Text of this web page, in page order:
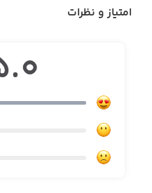
اتلاف وقت، پرداختی سریع
شارژ و و دیگر حوزه‏‌های
امتیاز و نظرات